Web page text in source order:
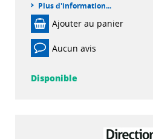
Plus d'information...
Ajouter au panier
Aucun avis
Disponible